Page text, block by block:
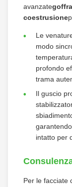
avanzate
coestrusione
Le
modo
profondo
trama
Il guscio
intatto per
Per le facciate